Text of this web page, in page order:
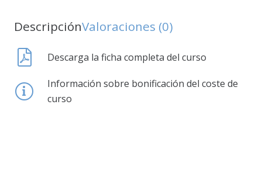
DescripciónValoraciones (0)
Descarga la ficha completa del curso
Información sobre bonificación del coste de
curso